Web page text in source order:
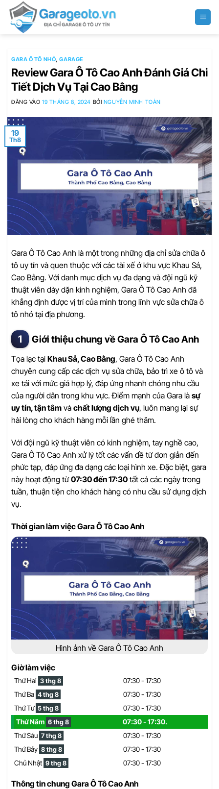
qua
GARA Ô TÔ NHỎ,GARAGE
Review Gara Ô Tô Cao Anh Đánh Giá Chi
Tiết Dịch Vụ Tại Cao Bằng
ĐĂNG VÀO19 THÁNG 8, 2024 BỞI NGUYỄN MINH TOÀN
19
Th8
Gara Ô Tô Cao Anh là một trong những địa chỉ sửa chữa ô
tô uy tín và quen thuộc với các tài xế ở khu vực Khau Sả,
Cao Bằng. Với danh mục dịch vụ đa dạng và đội ngũ kỹ
thuật viên dày dặn kinh nghiệm, Gara Ô Tô Cao Anh đã
khẳng định được vị trí của mình trong lĩnh vực sửa chữa ô
tô nhỏ tại địa phương.
Giới thiệu chung về Gara Ô Tô Cao Anh
Tọa lạc tại Khau Sả, Cao Bằng, Gara Ô Tô Cao Anh
chuyên cung cấp các dịch vụ sửa chữa, bảo trì xe ô tô và
xe tải với mức giá hợp lý, đáp ứng nhanh chóng nhu cầu
của người dân trong khu vực. Điểm mạnh của Gara là sự
uy tín, tận tâm và chất lượng dịch vụ, luôn mang lại sự
hài lòng cho khách hàng mỗi lần ghé thăm.
Với đội ngũ kỹ thuật viên có kinh nghiệm, tay nghề cao,
Gara Ô Tô Cao Anh xử lý tốt các vấn đề từ đơn giản đến
phức tạp, đáp ứng đa dạng các loại hình xe. Đặc biệt, gara
này hoạt động từ07:30 đến 17:30 tất cả các ngày trong
tuần, thuận tiện cho khách hàng có nhu cầu sử dụng dịch
vụ.
Thời gian làm việc Gara Ô Tô Cao Anh
Hình ảnh về Gara Ô Tô Cao Anh
Giờ làm việc
Thứ Hai 3 thg 8
07:30 - 17:30
Thứ Ba 4 thg 8
07:30 - 17:30
Thứ Tư 5 thg 8
07:30 - 17:30
Thứ Năm 6 thg 8
07:30 - 17:30.
Thứ Sáu 7 thg 8
07:30 - 17:30
Thứ Bảy 8 thg 8
07:30 - 17:30
Chủ Nhật 9 thg 8 07:30 - 17:30
Thông tin chung Gara Ô Tô Cao Anh